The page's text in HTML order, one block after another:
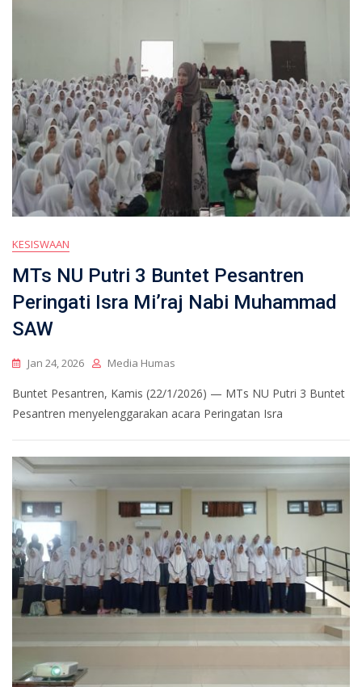
KESISWAAN
MTs NU Putri 3 Buntet Pesantren
Peringati Isra Mi’raj Nabi Muhammad
SAW
Jan 24, 2026 Media Humas
Buntet Pesantren, Kamis (22/1/2026) — MTs NU Putri 3 Buntet
Pesantren menyelenggarakan acara Peringatan Isra